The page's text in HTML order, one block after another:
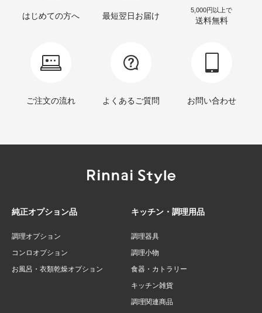
はじめての方へ 最短翌日お届け
5,000円以上で
送料無料
ご注文の流れ よくあるご質問 お問い合わせ
純正オプション品
調理オプション
コンロオプション
お風呂・衣類乾燥オプション
キッチン・調理用品
調理器具
調理小物
食器・カトラリー
キッチン雑貨
調理関連商品